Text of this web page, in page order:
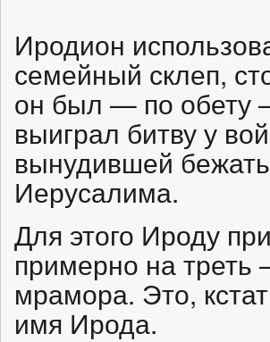
Иродион
семейный склеп,
он был — по обету
выиграл битву у
вынудившей
Иерусалима.
Для этого Ироду
примерно на треть
мрамора. Это,
имя Ирода.